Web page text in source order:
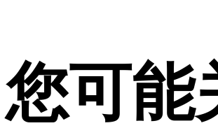
您可能